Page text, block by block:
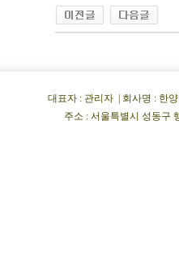
대표자 : 관리자 | 회사명 : 한양
주소 : 서울특별시 성동구